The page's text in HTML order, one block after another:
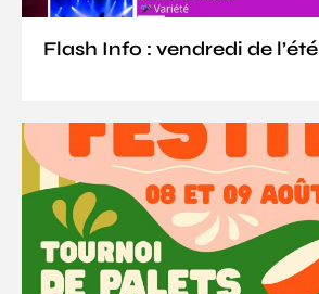
Flash Info : vendredi de l’été